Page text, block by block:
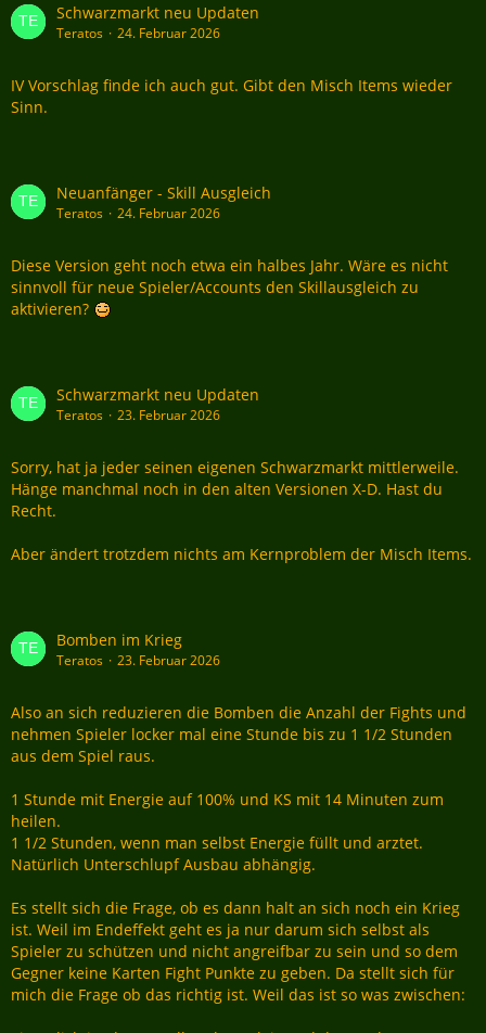
Schwarzmarkt neu Updaten
Teratos 24. Februar 2026
IV Vorschlag finde ich auch gut. Gibt den Misch Items wieder
Sinn.
Neuanfänger - Skill Ausgleich
Teratos 24. Februar 2026
Diese Version geht noch etwa ein halbes Jahr. Wäre es nicht
sinnvoll für neue Spieler/Accounts den Skillausgleich zu
aktivieren?
Schwarzmarkt neu Updaten
Teratos 23. Februar 2026
Sorry, hat ja jeder seinen eigenen Schwarzmarkt mittlerweile.
Hänge manchmal noch in den alten Versionen X-D. Hast du
Recht.
Aber ändert trotzdem nichts am Kernproblem der Misch Items.
Bomben im Krieg
Teratos 23. Februar 2026
Also an sich reduzieren die Bomben die Anzahl der Fights und
nehmen Spieler locker mal eine Stunde bis zu 1 1/2 Stunden
aus dem Spiel raus.
1 Stunde mit Energie auf 100% und KS mit 14 Minuten zum
heilen.
1 1/2 Stunden, wenn man selbst Energie füllt und arztet.
Natürlich Unterschlupf Ausbau abhängig.
Es stellt sich die Frage, ob es dann halt an sich noch ein Krieg
ist. Weil im Endeffekt geht es ja nur darum sich selbst als
Spieler zu schützen und nicht angreifbar zu sein und so dem
Gegner keine Karten Fight Punkte zu geben. Da stellt sich für
mich die Frage ob das richtig ist. Weil das ist so was zwischen: